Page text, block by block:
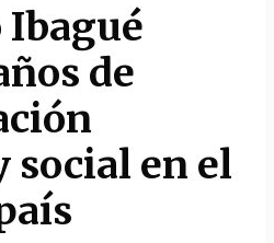
de
social en el